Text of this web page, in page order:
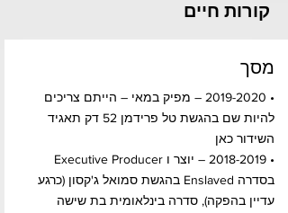
קורות חיים
מסך
•
– מפיק במאי – הייתם צריכים
להיות שם בהגשת טל פרידמן 52 דק תאגיד
השידור כאן
•
– יוצר ו Executive Producer
בסדרה Enslaved בהגשת סמואל ג'קסון (כרגע
עדיין בהפקה), סדרה בינלאומית בת שישה